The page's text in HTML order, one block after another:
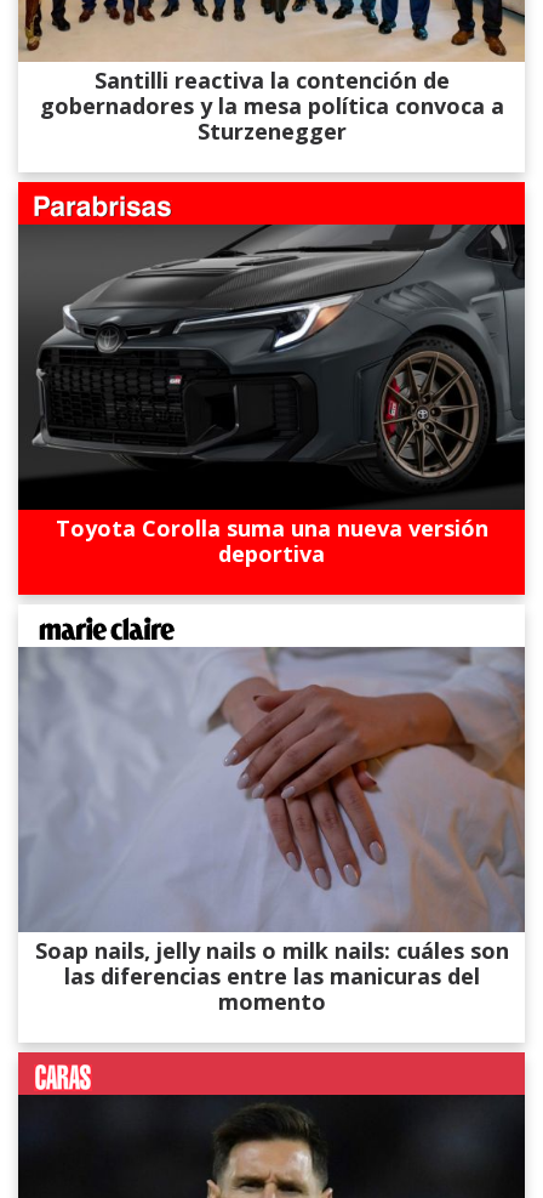
Santilli reactiva la contención de
gobernadores y la mesa política convoca a
Sturzenegger
Toyota Corolla suma una nueva versión
deportiva
Soap nails, jelly nails o milk nails: cuáles son
las diferencias entre las manicuras del
momento